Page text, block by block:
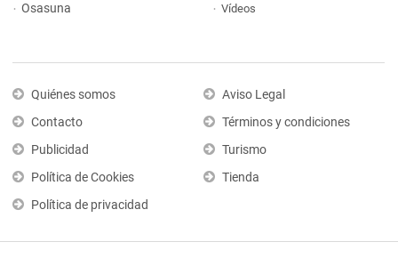
Osasuna
Vídeos
Quiénes somos
Contacto
Publicidad
Política de Cookies
Política de privacidad
Aviso Legal
Términos y condiciones
Turismo
Tienda